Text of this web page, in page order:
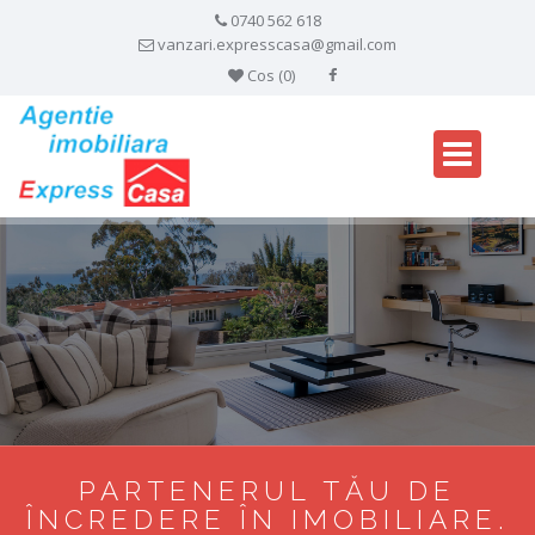
0740 562 618
vanzari.expresscasa@gmail.com
Cos (0)
PARTENERUL TĂU DE
ÎNCREDERE ÎN IMOBILIARE.